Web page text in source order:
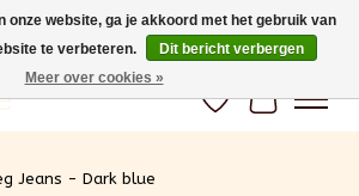
(BE) Snelle levering
Verlanglijst
Jeans - Dark blue
onze website, ga je akkoord met het gebruik van
te verbeteren.
Dit bericht verbergen
Meer over cookies »